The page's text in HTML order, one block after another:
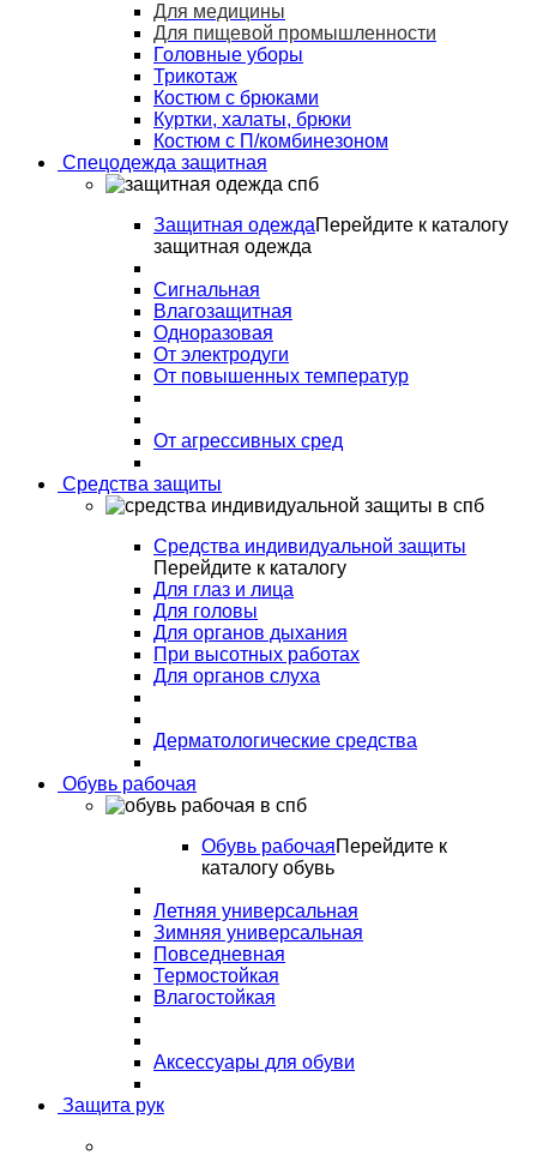
Для медицины
Для пищевой промышленности
Головные уборы
Трикотаж
Костюм с брюками
Куртки, халаты, брюки
Костюм с П/комбинезоном
Спецодежда защитная
Защитная одеждаПерейдите к каталогу
защитная одежда
Сигнальная
Влагозащитная
Одноразовая
От электродуги
От повышенных температур
От агрессивных сред
Средства защиты
Средства индивидуальной защиты
Перейдите к каталогу
Для глаз и лица
Для головы
Для органов дыхания
При высотных работах
Для органов слуха
Дерматологические средства
Обувь рабочая
Обувь рабочаяПерейдите к
каталогу обувь
Летняя универсальная
Зимняя универсальная
Повседневная
Термостойкая
Влагостойкая
Аксессуары для обуви
Защита рук